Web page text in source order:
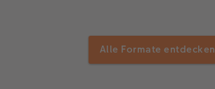
Alle Formate entdecken